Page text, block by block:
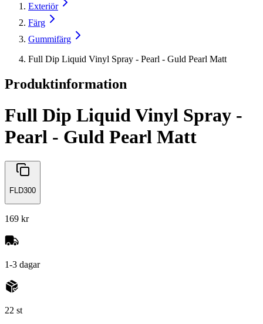
Exteriör
Färg
Gummifärg
Full Dip Liquid Vinyl Spray - Pearl - Guld Pearl Matt
Produktinformation
Full Dip Liquid Vinyl Spray -
Pearl - Guld Pearl Matt
FLD300
169 kr
1-3 dagar
22 st